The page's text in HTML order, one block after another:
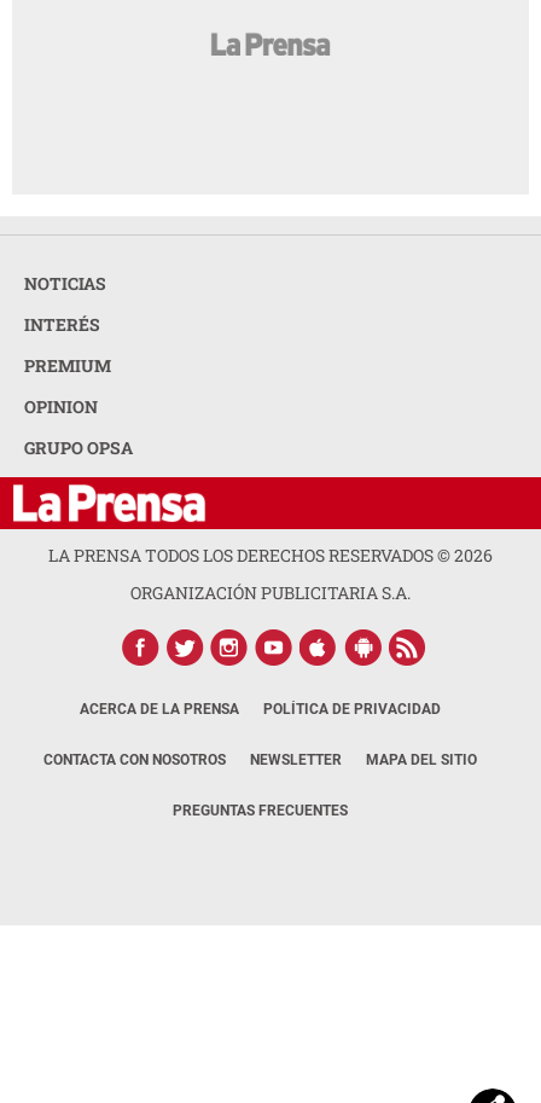
NOTICIAS
INTERÉS
PREMIUM
OPINION
GRUPO OPSA
LA PRENSA TODOS LOS DERECHOS RESERVADOS ©2026
ORGANIZACIÓN PUBLICITARIA S.A.
ACERCA DE LA PRENSA POLÍTICA DE PRIVACIDAD
CONTACTA CON NOSOTROS NEWSLETTER MAPA DEL SITIO
PREGUNTAS FRECUENTES